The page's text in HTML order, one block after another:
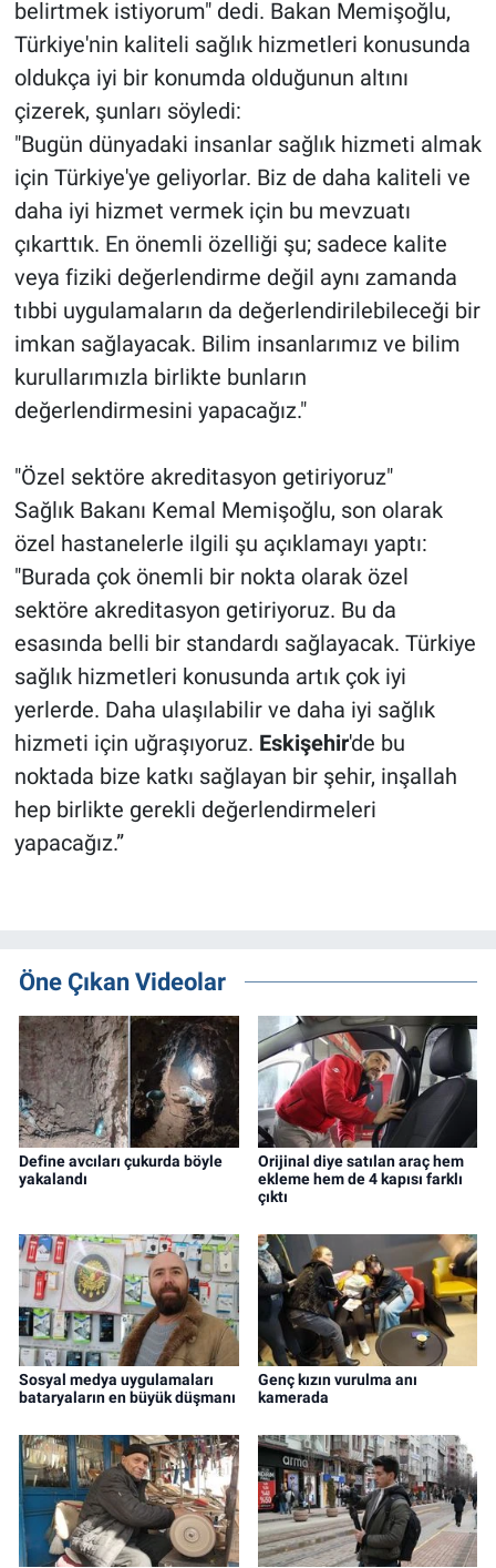
belirtmek istiyorum" dedi. Bakan Memişoğlu,
Türkiye'nin kaliteli sağlık hizmetleri konusunda
oldukça iyi bir konumda olduğunun altını
çizerek, şunları söyledi:
"Bugün dünyadaki insanlar sağlık hizmeti almak
için Türkiye'ye geliyorlar. Biz de daha kaliteli ve
daha iyi hizmet vermek için bu mevzuatı
çıkarttık. En önemli özelliği şu; sadece kalite
veya fiziki değerlendirme değil aynı zamanda
tıbbi uygulamaların da değerlendirilebileceği bir
imkan sağlayacak. Bilim insanlarımız ve bilim
kurullarımızla birlikte bunların
değerlendirmesini yapacağız."
"Özel sektöre akreditasyon getiriyoruz"
Sağlık Bakanı Kemal Memişoğlu, son olarak
özel hastanelerle ilgili şu açıklamayı yaptı:
"Burada çok önemli bir nokta olarak özel
sektöre akreditasyon getiriyoruz. Bu da
esasında belli bir standardı sağlayacak. Türkiye
sağlık hizmetleri konusunda artık çok iyi
yerlerde. Daha ulaşılabilir ve daha iyi sağlık
hizmeti için uğraşıyoruz. Eskişehir'de bu
noktada bize katkı sağlayan bir şehir, inşallah
hep birlikte gerekli değerlendirmeleri
yapacağız.”
Öne Çıkan Videolar
Define avcıları çukurda böyle
yakalandı
Orijinal diye satılan araç hem
ekleme hem de 4 kapısı farklı
çıktı
Sosyal medya uygulamaları
bataryaların en büyük düşmanı
Genç kızın vurulma anı
kamerada